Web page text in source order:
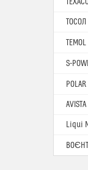
ТОСОЛ
S-
AVISTA
Liqui